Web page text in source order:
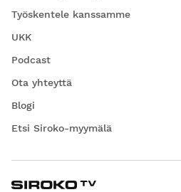
Työskentele kanssamme
UKK
Podcast
Ota yhteyttä
Blogi
Etsi Siroko-myymälä